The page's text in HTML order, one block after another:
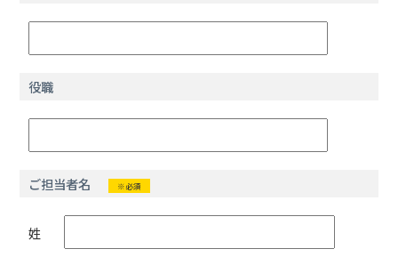
役職
ご担当者名 ※必須
姓